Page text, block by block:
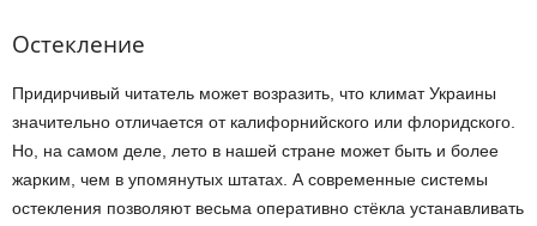
Остекление
Придирчивый читатель может возразить, что климат Украины
значительно отличается от калифорнийского или флоридского.
Но, на самом деле, лето в нашей стране может быть и более
жарким, чем в упомянутых штатах. А современные системы
остекления позволяют весьма оперативно стёкла устанавливать